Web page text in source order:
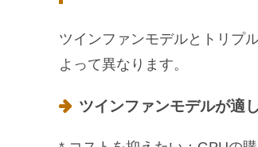
ツインファンモデルとトリプ
よって異なります。
ツインファンモデルが適